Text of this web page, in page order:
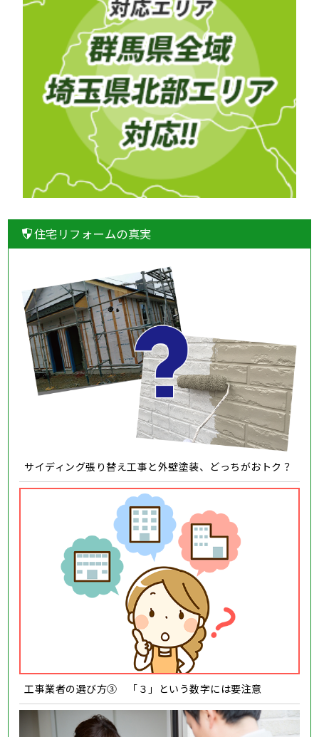
住宅リフォームの真実
サイディング張り替え工事と外壁塗装、どっちがおトク？
工事業者の選び方③ 「３」という数字には要注意